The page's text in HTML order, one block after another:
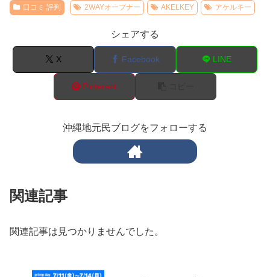
口コミ 評判 2WAYオープナー AKELKEY アケルキー
シェアする
X Facebook LINE
Pinterest
沖縄地元民ブログをフォローする
関連記事
関連記事は見つかりませんでした。